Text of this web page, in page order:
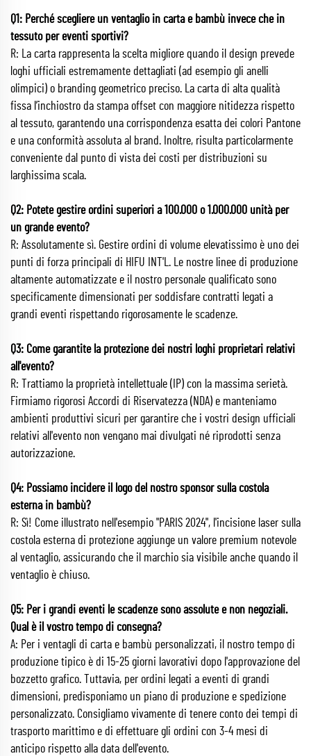
Q1: Perché scegliere un ventaglio in carta e bambù invece che in
tessuto per eventi sportivi?
R: La carta rappresenta la scelta migliore quando il design prevede
loghi ufficiali estremamente dettagliati (ad esempio gli anelli
olimpici) o branding geometrico preciso. La carta di alta qualità
fissa l’inchiostro da stampa offset con maggiore nitidezza rispetto
al tessuto, garantendo una corrispondenza esatta dei colori Pantone
e una conformità assoluta al brand. Inoltre, risulta particolarmente
conveniente dal punto di vista dei costi per distribuzioni su
larghissima scala.
Q2: Potete gestire ordini superiori a 100.000 o 1.000.000 unità per
un grande evento?
R: Assolutamente sì. Gestire ordini di volume elevatissimo è uno dei
punti di forza principali di HIFU INT'L. Le nostre linee di produzione
altamente automatizzate e il nostro personale qualificato sono
specificamente dimensionati per soddisfare contratti legati a
grandi eventi rispettando rigorosamente le scadenze.
Q3: Come garantite la protezione dei nostri loghi proprietari relativi
all'evento?
R: Trattiamo la proprietà intellettuale (IP) con la massima serietà.
Firmiamo rigorosi Accordi di Riservatezza (NDA) e manteniamo
ambienti produttivi sicuri per garantire che i vostri design ufficiali
relativi all'evento non vengano mai divulgati né riprodotti senza
autorizzazione.
Q4: Possiamo incidere il logo del nostro sponsor sulla costola
esterna in bambù?
R: Sì! Come illustrato nell'esempio "PARIS 2024", l'incisione laser sulla
costola esterna di protezione aggiunge un valore premium notevole
al ventaglio, assicurando che il marchio sia visibile anche quando il
ventaglio è chiuso.
Q5: Per i grandi eventi le scadenze sono assolute e non negoziali.
Qual è il vostro tempo di consegna?
A: Per i ventagli di carta e bambù personalizzati, il nostro tempo di
produzione tipico è di 15-25 giorni lavorativi dopo l'approvazione del
bozzetto grafico. Tuttavia, per ordini legati a eventi di grandi
dimensioni, predisponiamo un piano di produzione e spedizione
personalizzato. Consigliamo vivamente di tenere conto dei tempi di
trasporto marittimo e di effettuare gli ordini con 3-4 mesi di
anticipo rispetto alla data dell'evento.